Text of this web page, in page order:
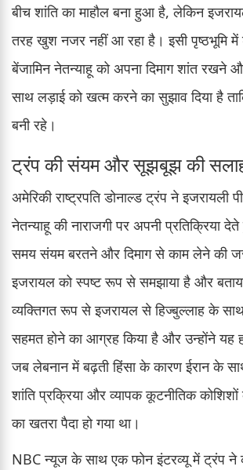
बीच शांति का माहौल बना हुआ है, लेकिन
तरह खुश नजर नहीं आ रहा है। इसी पृष्ठभूमि में
बेंजामिन नेतन्याहू को अपना दिमाग शांत रखने
साथ लड़ाई को खत्म करने का सुझाव दिया है
बनी रहे।
ट्रंप की संयम और सूझबूझ की
अमेरिकी राष्ट्रपति डोनाल्ड ट्रंप ने इजरायली
नेतन्याहू की नाराजगी पर अपनी प्रतिक्रिया
समय संयम बरतने और दिमाग से काम लेने की
इजरायल को स्पष्ट रूप से समझाया है और
व्यक्तिगत रूप से इजरायल से हिज्बुल्लाह के साथ
सहमत होने का आग्रह किया है और उन्होंने यह
जब लेबनान में बढ़ती हिंसा के कारण ईरान के
शांति प्रक्रिया और व्यापक कूटनीतिक
का खतरा पैदा हो गया था।
NBC न्यूज के साथ एक फोन इंटरव्यू में ट्रंप ने